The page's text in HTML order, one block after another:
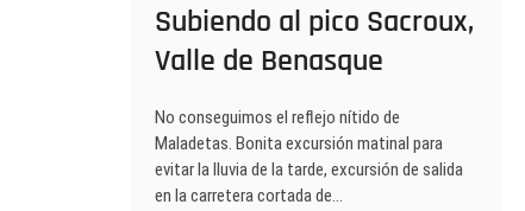
Subiendo al pico Sacroux,
Valle de Benasque
No conseguimos el reflejo nítido de
Maladetas. Bonita excursión matinal para
evitar la lluvia de la tarde, excursión de salida
en la carretera cortada de…